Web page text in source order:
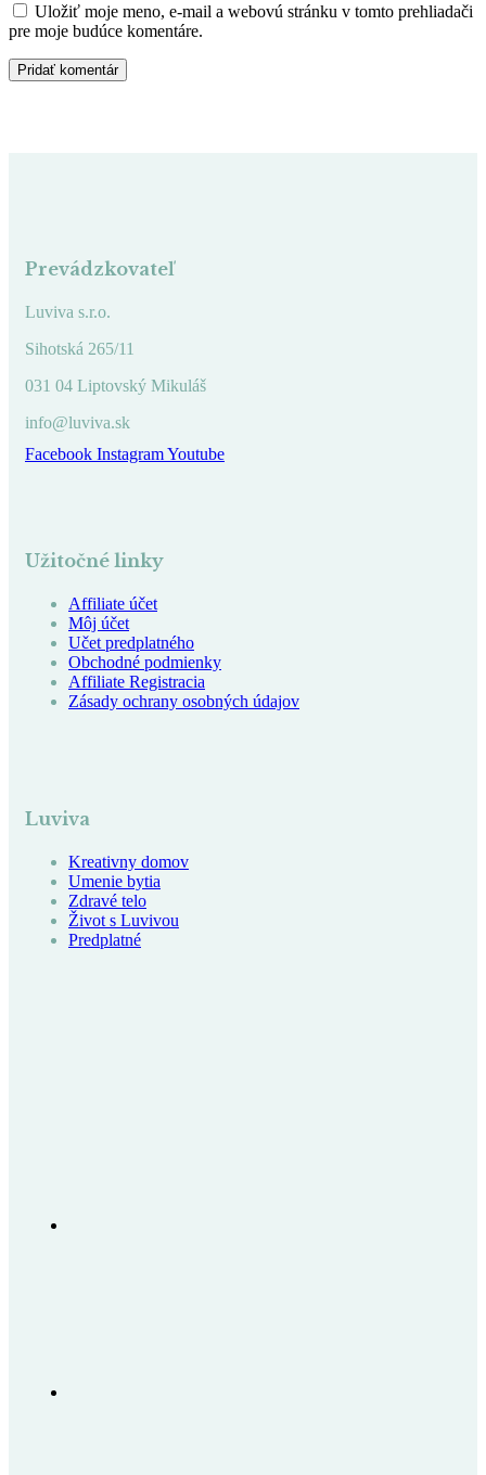
Uložiť moje meno, e-mail a webovú stránku v tomto prehliadači
pre moje budúce komentáre.
Prevádzkovateľ
Luviva s.r.o.
Sihotská 265/11
031 04 Liptovský Mikuláš
info@luviva.sk
Facebook InstagramYoutube
Užitočné linky
Affiliate účet
Môj účet
Učet predplatného
Obchodné podmienky
Affiliate Registracia
Zásady ochrany osobných údajov
Luviva
Kreativny domov
Umenie bytia
Zdravé telo
Život s Luvivou
Predplatné